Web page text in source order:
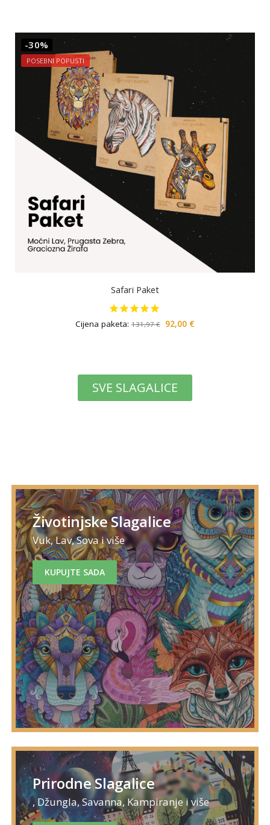
-30%
POSEBNI POPUSTI
Safari Paket
Cijena paketa:131,97€ 92,00 €
SVE SLAGALICE
Životinjske Slagalice
Vuk, Lav, Sova i više
KUPUJTE SADA
Prirodne Slagalice
, Džungla, Savanna, Kampiranje i više